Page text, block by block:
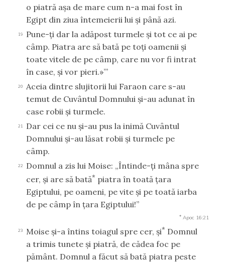
o piatră aşa de mare cum n-a mai fost în
Egipt din ziua întemeierii lui şi până azi.
19
Pune-ţi dar la adăpost turmele şi tot ce ai pe
câmp. Piatra are să bată pe toţi oamenii şi
toate vitele de pe câmp, care nu vor fi intrat
în case, şi vor pieri.»’”
20
Aceia dintre slujitorii lui Faraon care s-au
temut de Cuvântul Domnului şi-au adunat în
case robii şi turmele.
21
Dar cei ce nu şi-au pus la inimă Cuvântul
Domnului şi-au lăsat robii şi turmele pe
câmp.
22
Domnul a zis lui Moise: „Întinde-ţi mâna spre
cer, şi are să bată* piatra în toată ţara
Egiptului, pe oameni, pe vite şi pe toată iarba
de pe câmp în ţara Egiptului!”
* Apoc 16:21
23 Moise şi-a întins toiagul spre cer, şi* Domnul
a trimis tunete şi piatră, de cădea foc pe
pământ. Domnul a făcut să bată piatra peste